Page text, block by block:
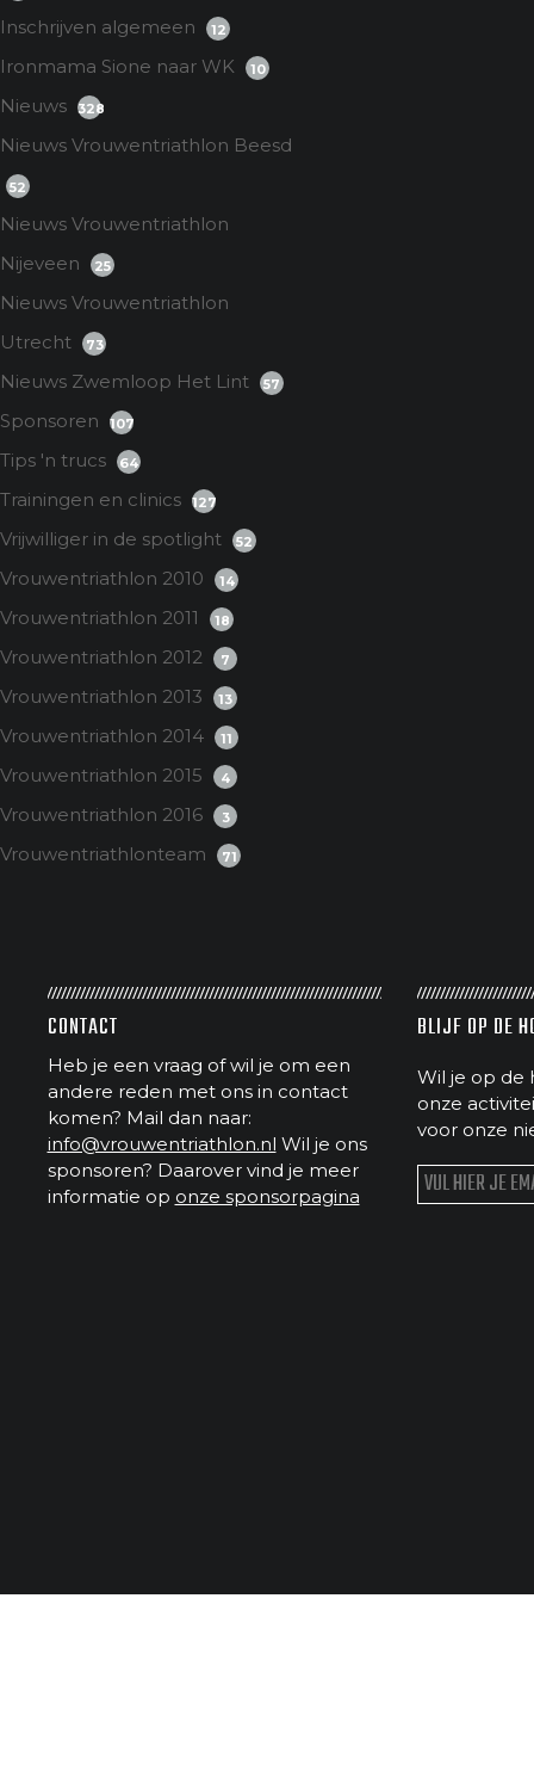
Inschrijven algemeen 12
Ironmama Sione naar WK 10
Nieuws 328
Nieuws Vrouwentriathlon Beesd
52
Nieuws Vrouwentriathlon
Nijeveen
25
Nieuws Vrouwentriathlon
Utrecht
73
Nieuws Zwemloop Het Lint 57
Sponsoren 107
Tips 'n trucs 64
Trainingen en clinics 127
Vrijwilliger in de spotlight 52
Vrouwentriathlon 2010 14
Vrouwentriathlon 2011 18
Vrouwentriathlon 2012 7
Vrouwentriathlon 2013 13
Vrouwentriathlon 2014 11
Vrouwentriathlon 2015 4
Vrouwentriathlon 2016 3
Vrouwentriathlonteam 71
CONTACT
Heb je een vraag of wil je om een
andere reden met ons in contact
komen? Mail dan naar:
info@vrouwentriathlon.nl Wil je ons
sponsoren? Daarover vind je meer
informatie op onze sponsorpagina
BLIJF OP DE
Wil je op de
onze
voor onze